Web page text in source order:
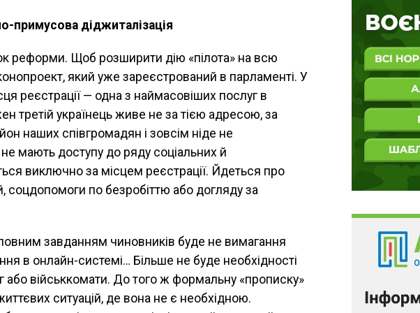
примусова діджиталізація
реформи. Щоб розширити дію «пілота» на всю
який уже зареєстрований в парламенті. У
реєстрації — одна з наймасовіших послуг в
третій українець живе не за тією адресою, за
наших співгромадян і зовсім ніде не
мають доступу до ряду соціальних й
виключно за місцем реєстрації. Йдеться про
соцдопомоги по безробіттю або догляду за
завданням чиновників буде не вимагання
в онлайн-системі… Більше не буде необхідності
або військкомати. До того ж формальну «прописку»
ситуацій, де вона не є необхідною.